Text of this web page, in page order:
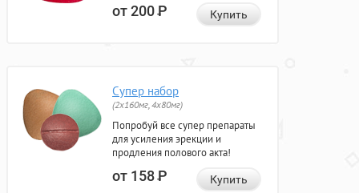
от 200Р Купить
Супер набор
(2х160мг, 4х80мг)
Попробуй все супер препараты
для усиления эрекции и
продления полового акта!
от 158Р Купить